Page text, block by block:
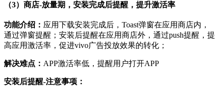
（3）商店-放量期，安装完成后提醒，提升激活率
功能介绍： 应用下载安装完成后，Toast弹窗在应用商店内，
通过弹窗提醒；安装后提醒在应用商店外，通过push提醒，提
高应用激活率，促进vivo广告投放效果的转化；
解决难点： APP激活率低，提醒用户打开APP
安装后提醒-注意事项：